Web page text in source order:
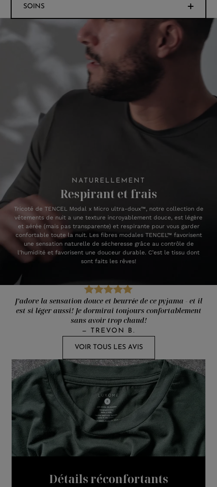
SOINS
NATURELLEMENT
Respirant et frais
Tricoté de TENCEL Modal x Micro ultra-doux™, notre collection de
vêtements de nuit a une texture incroyablement douce, est légère
et aérée (mais pas transparente) et respirante pour vous garder
confortable toute la nuit. Les fibres modales TENCEL™ favorisent
une sensation naturelle de sécheresse grâce au contrôle de
l’humidité et favorisent une douceur durable. C’est le tissu dont
sont faits les rêves!
J’adore la sensation douce et beurrée de ce pyjama - et il
est si léger aussi! Je dormirai toujours confortablement
sans avoir trop chaud!
— TREVON B.
VOIR TOUS LES AVIS
Détails réconfortants